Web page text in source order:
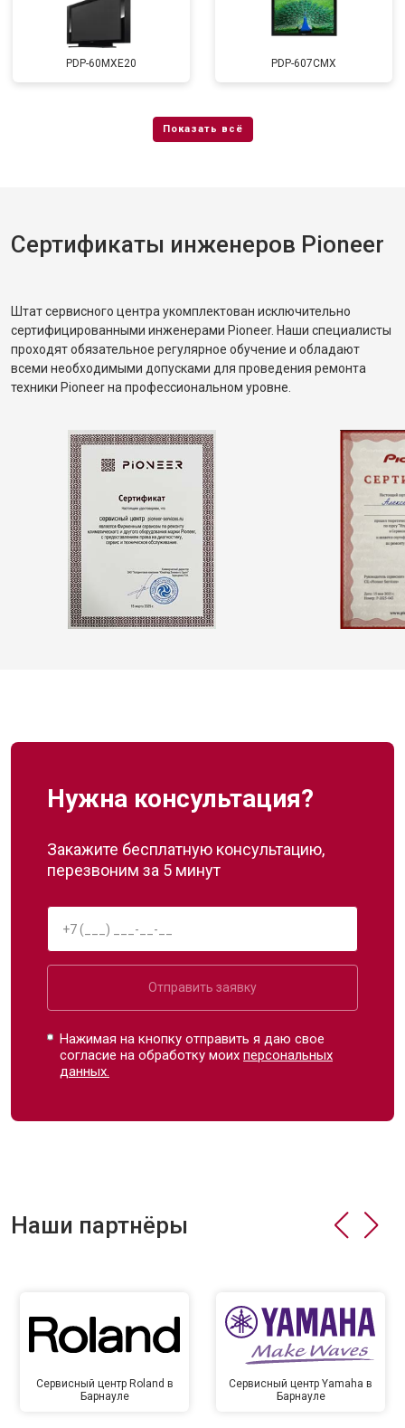
PDP-60MXE20 PDP-607CMX
Сертификаты инженеров Pioneer
Штат сервисного центра укомплектован исключительно
сертифицированными инженерами Pioneer. Наши специалисты
проходят обязательное регулярное обучение и обладают
всеми необходимыми допусками для проведения ремонта
техники Pioneer на профессиональном уровне.
Нужна консультация?
Закажите бесплатную консультацию,
перезвоним за 5 минут
Отправить заявку
Нажимая на кнопку отправить я даю свое
согласие на обработку моихперсональных
данных.
Наши партнёры
Сервисный центр Roland в
Барнауле
Сервисный центр Yamaha в
Барнауле